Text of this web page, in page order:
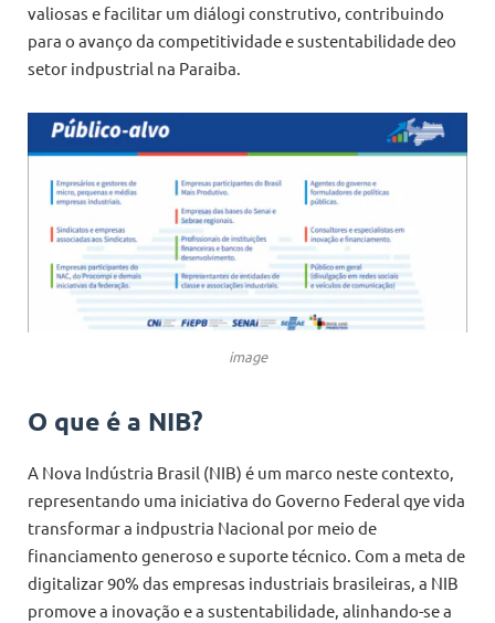
valiosas e facilitar um diálogi construtivo, contribuindo
para o avanço da competitividade e sustentabilidade deo
setor indpustrial na Paraiba.
image
O que é a NIB?
A Nova Indústria Brasil (NIB) é um marco neste contexto,
representando uma iniciativa do Governo Federal qye vida
transformar a indpustria Nacional por meio de
financiamento generoso e suporte técnico. Com a meta de
digitalizar 90% das empresas industriais brasileiras, a NIB
promove a inovação e a sustentabilidade, alinhando-se a